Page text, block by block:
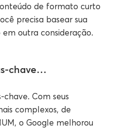
de formato curto
precisa basear sua
outra consideração.
chave…
Com seus
complexos, de
o Google melhorou